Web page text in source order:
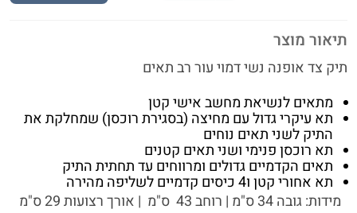
תיאור מוצר
תיק צד אופנה נשי דמוי עור רב תאים
מתאים לנשיאת מחשב אישי קטן
תא עיקרי גדול עם מחיצה (בסגירת רוכסן) שמחלקת את
התיק לשני תאים נוחים
תא רוכסן פנימי ושני תאים קטנים
תאים הקדמיים גדולים ומרווחים עד תחתית התיק
תא אחורי קטן ו4 כיסים קדמיים לשליפה מהירה
מידות: גובה 34 ס"מ | רוחב 43 ס"מ | אורך רצועות 29 ס"מ